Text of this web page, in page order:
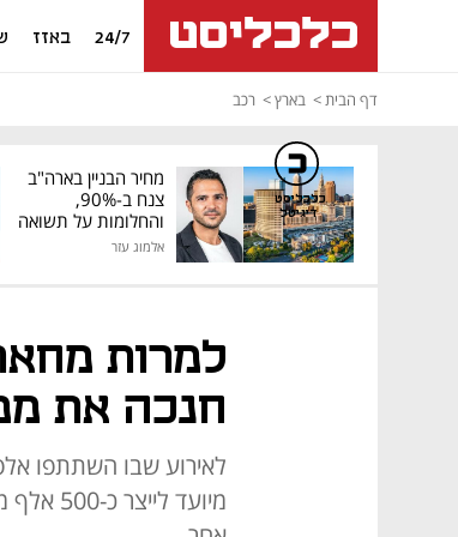
24/7 באזז
דף הבית בארץ רכב
מחיר הבניין בארה"ב
צנח ב-90%,
והחלומות על תשואה
גבוהה התנפצו
אלמוג עזר
כלכליסט
דיגיטל
למרות
חנכה את
לאירוע שבו השתתפו
מיועד